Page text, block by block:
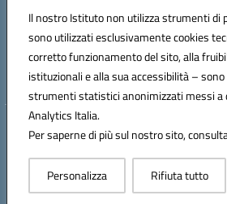
Il nostro Istituto non utilizza strumenti di
sono utilizzati esclusivamente cookies
corretto funzionamento del sito, alla
istituzionali e alla sua accessibilità –
strumenti statistici anonimizzati messi a
Analytics Italia.
Per saperne di più sul nostro sito,
Personalizza Rifiuta tutto
Codice fiscale: 90009620650
Codice meccanografico:SAIC8AT00D
Codice Indice delle Pubbliche Amministrazioni
Codice unico di fatturazione (CUF): UF1K7E
Hosting & Powered by 3D
Concept & Design by